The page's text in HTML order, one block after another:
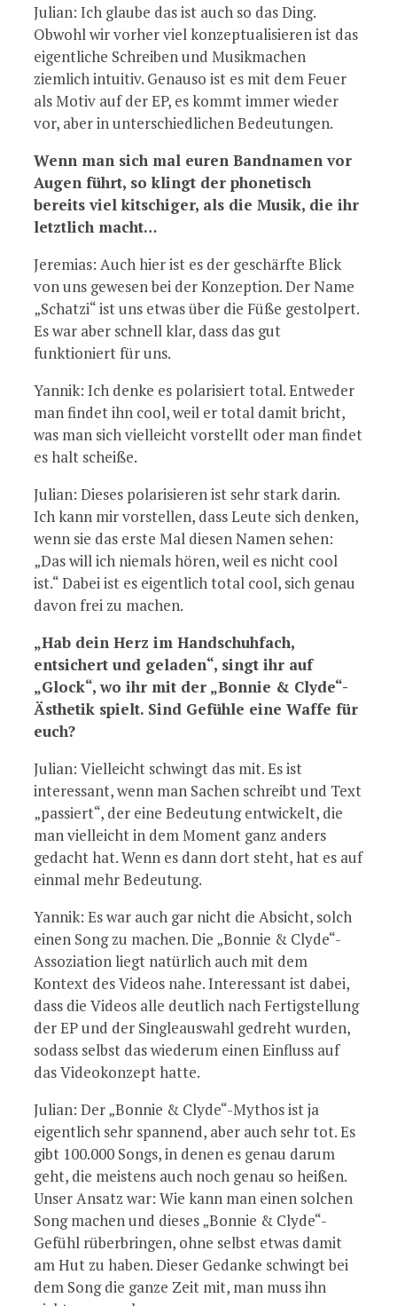
Julian: Ich glaube das ist auch so das Ding.
Obwohl wir vorher viel konzeptualisieren ist das
eigentliche Schreiben und Musikmachen
ziemlich intuitiv. Genauso ist es mit dem Feuer
als Motiv auf der EP, es kommt immer wieder
vor, aber in unterschiedlichen Bedeutungen.
Wenn man sich mal euren Bandnamen vor
Augen führt, so klingt der phonetisch
bereits viel kitschiger, als die Musik, die ihr
letztlich macht…
Jeremias: Auch hier ist es der geschärfte Blick
von uns gewesen bei der Konzeption. Der Name
„Schatzi“ ist uns etwas über die Füße gestolpert.
Es war aber schnell klar, dass das gut
funktioniert für uns.
Yannik: Ich denke es polarisiert total. Entweder
man findet ihn cool, weil er total damit bricht,
was man sich vielleicht vorstellt oder man findet
es halt scheiße.
Julian: Dieses polarisieren ist sehr stark darin.
Ich kann mir vorstellen, dass Leute sich denken,
wenn sie das erste Mal diesen Namen sehen:
„Das will ich niemals hören, weil es nicht cool
ist.“ Dabei ist es eigentlich total cool, sich genau
davon frei zu machen.
„Hab dein Herz im Handschuhfach,
entsichert und geladen“, singt ihr auf
„Glock“, wo ihr mit der „Bonnie & Clyde“-
Ästhetik spielt. Sind Gefühle eine Waffe für
euch?
Julian: Vielleicht schwingt das mit. Es ist
interessant, wenn man Sachen schreibt und Text
„passiert“, der eine Bedeutung entwickelt, die
man vielleicht in dem Moment ganz anders
gedacht hat. Wenn es dann dort steht, hat es auf
einmal mehr Bedeutung.
Yannik: Es war auch gar nicht die Absicht, solch
einen Song zu machen. Die „Bonnie & Clyde“-
Assoziation liegt natürlich auch mit dem
Kontext des Videos nahe. Interessant ist dabei,
dass die Videos alle deutlich nach Fertigstellung
der EP und der Singleauswahl gedreht wurden,
sodass selbst das wiederum einen Einfluss auf
das Videokonzept hatte.
Julian: Der „Bonnie & Clyde“-Mythos ist ja
eigentlich sehr spannend, aber auch sehr tot. Es
gibt 100.000 Songs, in denen es genau darum
geht, die meistens auch noch genau so heißen.
Unser Ansatz war: Wie kann man einen solchen
Song machen und dieses „Bonnie & Clyde“-
Gefühl rüberbringen, ohne selbst etwas damit
am Hut zu haben. Dieser Gedanke schwingt bei
dem Song die ganze Zeit mit, man muss ihn